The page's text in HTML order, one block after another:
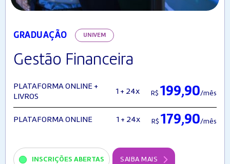
GRADUAÇÃO UNIVEM
Gestão Financeira
PLATAFORMA ONLINE +
LIVROS
1 + 24x R$ 199,90/mês
PLATAFORMA ONLINE 1 + 24x R$ 179,90/mês
INSCRIÇÕES ABERTAS SAIBA MAIS